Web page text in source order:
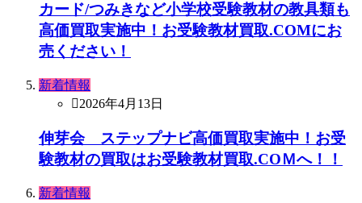
カード/つみきなど小学校受験教材の教具類も
高価買取実施中！お受験教材買取.COMにお
売ください！
新着情報
2026年4月13日
伸芽会 ステップナビ高価買取実施中！お受
験教材の買取はお受験教材買取.COＭへ！！
新着情報